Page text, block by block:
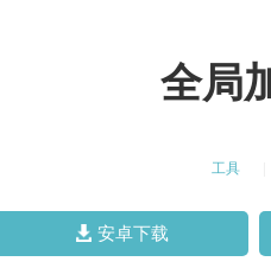
全局
工具
安卓下载